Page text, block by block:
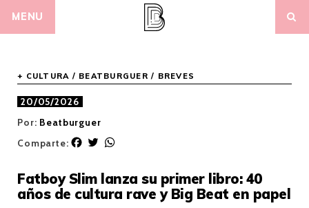
MENU
+ CULTURA / BEATBURGUER / BREVES
20/05/2026
Por: Beatburguer
Comparte:
F
e
b
T
t
t
t
s
Fatboy Slim lanza su primer libro: 40
años de cultura rave y Big Beat en papel